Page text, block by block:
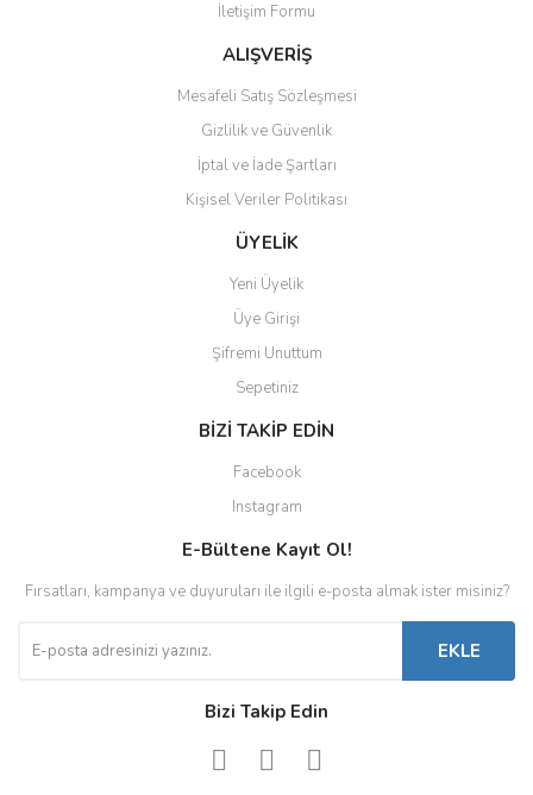
İletişim Formu
ALIŞVERİŞ
Mesafeli Satış Sözleşmesi
Gizlilik ve Güvenlik
İptal ve İade Şartları
Kişisel Veriler Politikası
ÜYELİK
Yeni Üyelik
Üye Girişi
Şifremi Unuttum
Sepetiniz
BİZİ TAKİP EDİN
Facebook
Instagram
E-Bültene Kayıt Ol!
Fırsatları, kampanya ve duyuruları ile ilgili e-posta almak ister misiniz?
EKLE
Bizi Takip Edin